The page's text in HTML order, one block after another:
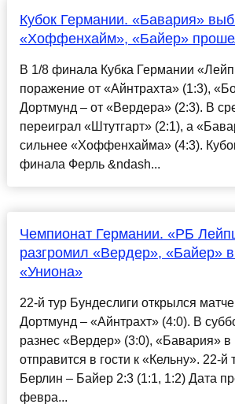
Кубок Германии. «Бавария»
«Хоффенхайм», «Байер»
В 1/8 финала Кубка Германии
поражение от «Айнтрахта» (1:3),
Дортмунд – от «Вердера» (2:3). В
переиграл «Штутгарт» (2:1), а
сильнее «Хоффенхайма» (4:3).
финала Ферль &ndash...
Чемпионат Германии. «РБ
разгромил «Вердер», «Байер»
«Униона»
22-й тур Бундеслиги открылся
Дортмунд – «Айнтрахт» (4:0). В
разнес «Вердер» (3:0), «Бавария» в
отправится в гости к «Кельну». 22-й
Берлин – Байер 2:3 (1:1, 1:2) Дата
февра...